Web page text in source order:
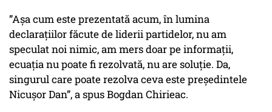
”Așa cum este prezentată acum, în lumina
declarațiilor făcute de liderii partidelor, nu am
speculat noi nimic, am mers doar pe informații,
ecuația nu poate fi rezolvată, nu are soluție. Da,
singurul care poate rezolva ceva este președintele
Nicușor Dan”, a spus Bogdan Chirieac.